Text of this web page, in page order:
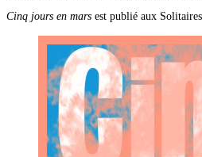
Cinq jours en mars est publié aux